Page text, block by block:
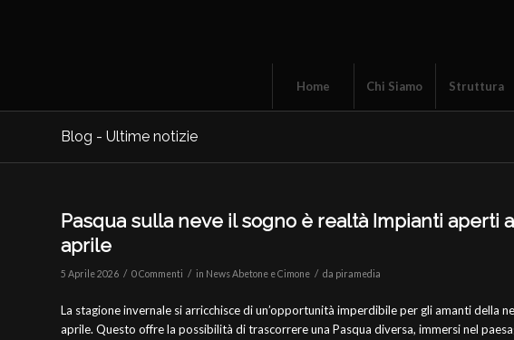
Home Chi Siamo Struttura
Blog - Ultime notizie
Pasqua sulla neve il sogno è realtà Impianti aperti
aprile
5 Aprile 2026 / 0 Commenti / in News Abetone e Cimone / da piramedia
La stagione invernale si arricchisce di un’opportunità imperdibile per gli amanti della
aprile. Questo offre la possibilità di trascorrere una Pasqua diversa, immersi nel